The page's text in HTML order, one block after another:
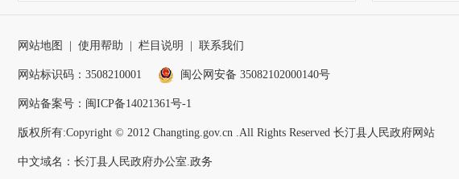
网站地图 | 使用帮助 | 栏目说明 | 联系我们
网站标识码：3508210001 闽公网安备 35082102000140号
网站备案号： 闽ICP备14021361号-1
版权所有:Copyright © 2012 Changting.gov.cn .All Rights Reserved 长汀县人民政府网站
中文域名：长汀县人民政府办公室.政务